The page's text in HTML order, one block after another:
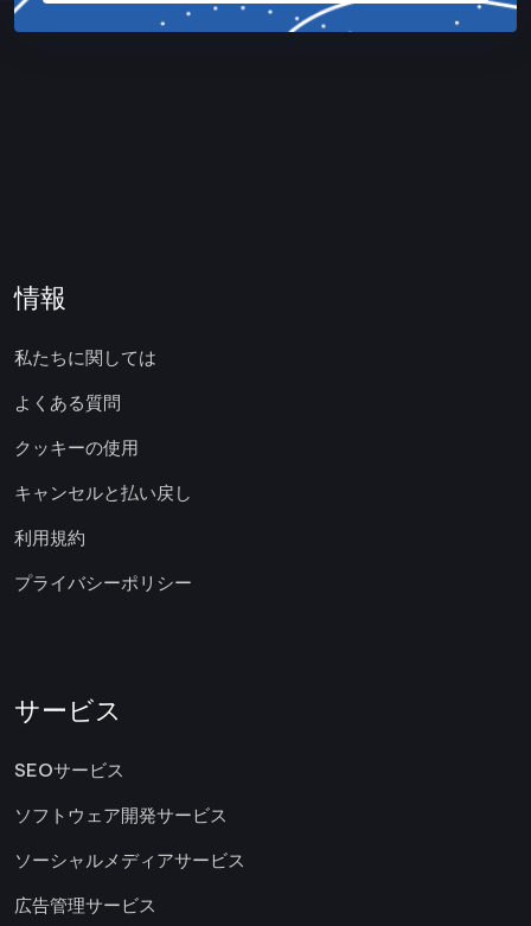
情報
私たちに関しては
よくある質問
クッキーの使用
キャンセルと払い戻し
利用規約
プライバシーポリシー
サービス
SEOサービス
ソフトウェア開発サービス
ソーシャルメディアサービス
広告管理サービス